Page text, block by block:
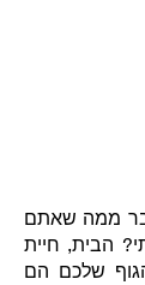
ממה שאתם
הבית, חיית
שלכם הם